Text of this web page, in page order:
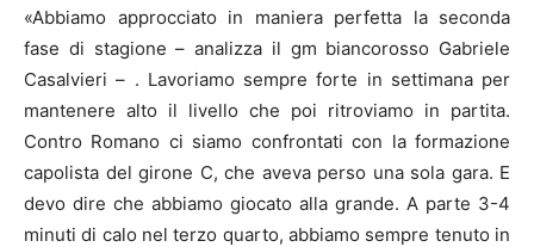
«Abbiamo approcciato in maniera perfetta la seconda
fase di stagione – analizza il gm biancorosso Gabriele
Casalvieri – . Lavoriamo sempre forte in settimana per
mantenere alto il livello che poi ritroviamo in partita.
Contro Romano ci siamo confrontati con la formazione
capolista del girone C, che aveva perso una sola gara. E
devo dire che abbiamo giocato alla grande. A parte 3-4
minuti di calo nel terzo quarto, abbiamo sempre tenuto in